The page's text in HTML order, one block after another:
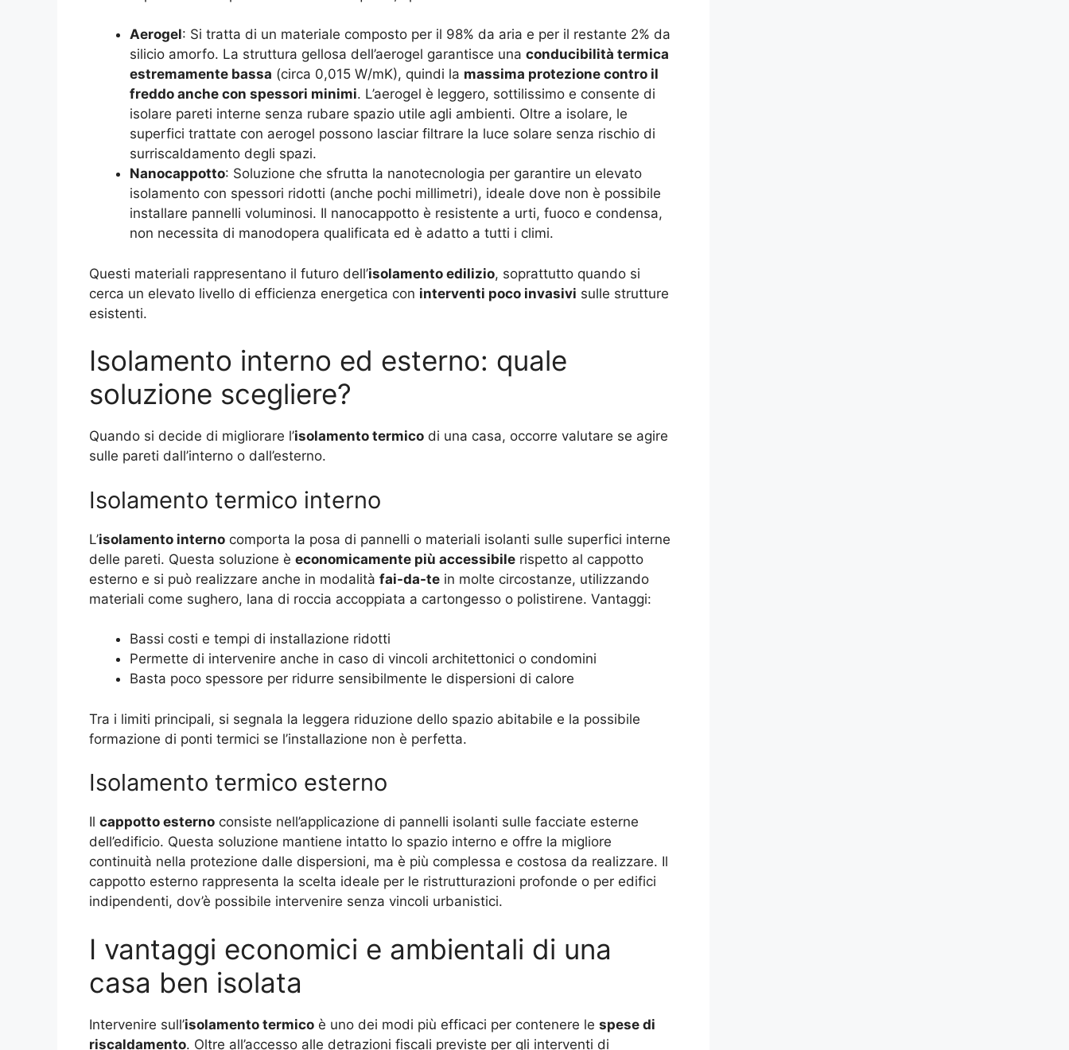
Aerogel: Si tratta di un materiale composto per il 98% da aria e per il restante 2% da
silicio amorfo. La struttura gellosa dell’aerogel garantisce una conducibilità termica
estremamente bassa (circa 0,015 W/mK), quindi la massima protezione contro il
freddo anche con spessori minimi. L’aerogel è leggero, sottilissimo e consente di
isolare pareti interne senza rubare spazio utile agli ambienti. Oltre a isolare, le
superfici trattate con aerogel possono lasciar filtrare la luce solare senza rischio di
surriscaldamento degli spazi.
Nanocappotto: Soluzione che sfrutta la nanotecnologia per garantire un elevato
isolamento con spessori ridotti (anche pochi millimetri), ideale dove non è possibile
installare pannelli voluminosi. Il nanocappotto è resistente a urti, fuoco e condensa,
non necessita di manodopera qualificata ed è adatto a tutti i climi.
Questi materiali rappresentano il futuro dell’isolamento edilizio, soprattutto quando si
cerca un elevato livello di efficienza energetica con interventi poco invasivi sulle strutture
esistenti.
Isolamento interno ed esterno: quale
soluzione scegliere?
Quando si decide di migliorare l’isolamento termico di una casa, occorre valutare se agire
sulle pareti dall’interno o dall’esterno.
Isolamento termico interno
L’isolamento interno comporta la posa di pannelli o materiali isolanti sulle superfici interne
delle pareti. Questa soluzione è economicamente più accessibile rispetto al cappotto
esterno e si può realizzare anche in modalità fai-da-te in molte circostanze, utilizzando
materiali come sughero, lana di roccia accoppiata a cartongesso o polistirene. Vantaggi:
Bassi costi e tempi di installazione ridotti
Permette di intervenire anche in caso di vincoli architettonici o condomini
Basta poco spessore per ridurre sensibilmente le dispersioni di calore
Tra i limiti principali, si segnala la leggera riduzione dello spazio abitabile e la possibile
formazione di ponti termici se l’installazione non è perfetta.
Isolamento termico esterno
Il cappotto esterno consiste nell’applicazione di pannelli isolanti sulle facciate esterne
dell’edificio. Questa soluzione mantiene intatto lo spazio interno e offre la migliore
continuità nella protezione dalle dispersioni, ma è più complessa e costosa da realizzare. Il
cappotto esterno rappresenta la scelta ideale per le ristrutturazioni profonde o per edifici
indipendenti, dov’è possibile intervenire senza vincoli urbanistici.
I vantaggi economici e ambientali di una
casa ben isolata
Intervenire sull’isolamento termico è uno dei modi più efficaci per contenere le spese di
riscaldamento. Oltre all’accesso alle detrazioni fiscali previste per gli interventi di